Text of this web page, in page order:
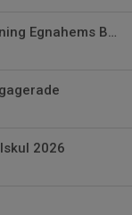
Information om föreningsförsäljning Egnahems BK 2026
2026